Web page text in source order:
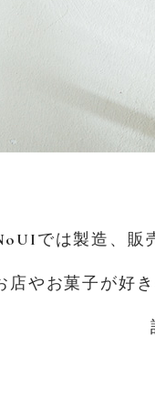
では製造、販
店やお菓子が好